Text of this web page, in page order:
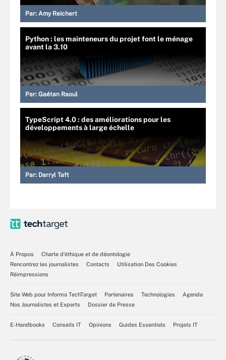
Par: Amy Reichert
Python : les mainteneurs du projet font le ménage
avant la 3.10
Par: Gaétan Raoul
TypeScript 4.0 : des améliorations pour les
développements à large échelle
Par: Darryl Taft
À Propos
Charte d’éthique et de déontologie
Rencontrez les journalistes
Contacts
Utilisation Des Cookies
Réimpressions
Site Web pour Informa TechTarget Partenaires Technologies
Agenda
Nos Journalistes et Experts
Dossier de Presse
E-Handbooks Conseils IT Opinions Guides Essentiels Projets IT